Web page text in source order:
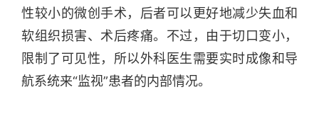
性较小的微创手术，后者可以更好地减少失血和
软组织损害、术后疼痛。不过，由于切口变小，
限制了可见性，所以外科医生需要实时成像和导
航系统来“监视”患者的内部情况。